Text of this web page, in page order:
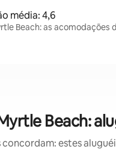
média: 4,6
Beach: as acomodações
Beach:
concordam: estes